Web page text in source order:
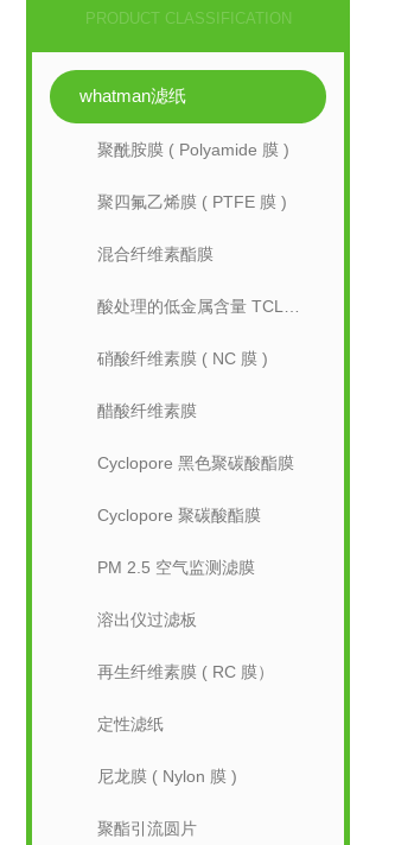
PRODUCT CLASSIFICATION
whatman滤纸
聚酰胺膜 ( Polyamide 膜 )
聚四氟乙烯膜 ( PTFE 膜 )
混合纤维素酯膜
硝酸纤维素膜 ( NC 膜 )
醋酸纤维素膜
Cyclopore 黑色聚碳酸酯膜
Cyclopore 聚碳酸酯膜
PM 2.5 空气监测滤膜
溶出仪过滤板
再生纤维素膜 ( RC 膜）
定性滤纸
尼龙膜 ( Nylon 膜 )
聚酯引流圆片